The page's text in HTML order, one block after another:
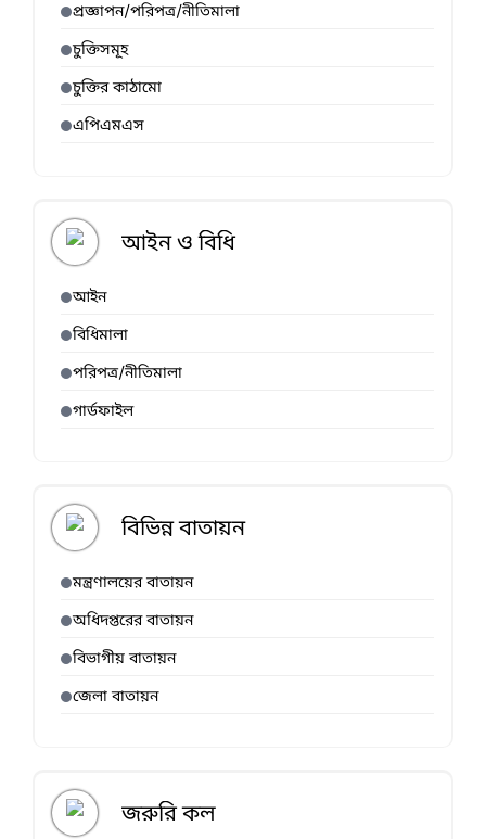
প্রজ্ঞাপন/পরিপত্র/নীতিমালা
চুক্তিসমূহ
চুক্তির কাঠামো
এপিএমএস
আইন ও বিধি
আইন
বিধিমালা
পরিপত্র/নীতিমালা
গার্ডফাইল
বিভিন্ন বাতায়ন
মন্ত্রণালয়ের বাতায়ন
অধিদপ্তরের বাতায়ন
বিভাগীয় বাতায়ন
জেলা বাতায়ন
জরুরি কল